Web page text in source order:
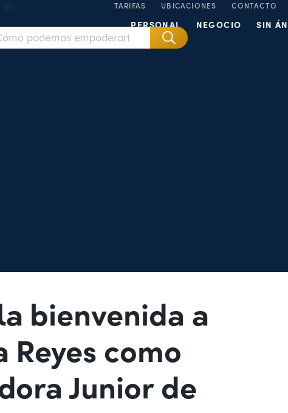
TARIFAS UBICACIONES CONTACTO
PERSONAL NEGOCIO SIN
bienvenida a
Reyes como
Junior de